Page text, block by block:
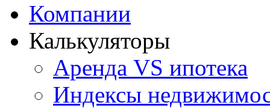
Компании
Калькуляторы
Аренда VS ипотека
Индексы